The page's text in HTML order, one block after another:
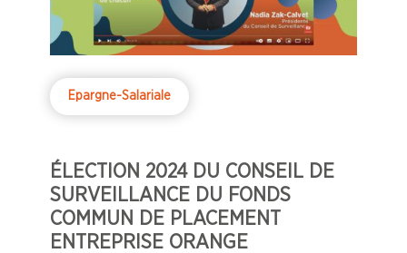
Epargne-Salariale
ÉLECTION 2024 DU CONSEIL DE
SURVEILLANCE DU FONDS
COMMUN DE PLACEMENT
ENTREPRISE ORANGE